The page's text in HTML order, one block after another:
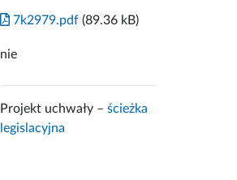
7k2979.pdf (89.36 kB)
nie
Projekt uchwały –ścieżka
legislacyjna